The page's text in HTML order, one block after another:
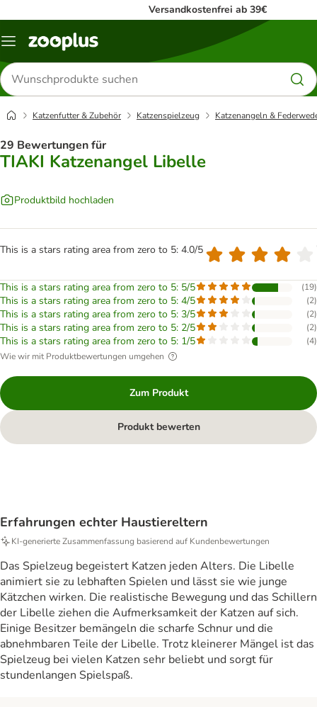
Versandkostenfrei ab 39€
Menü
Produkte
suchen
Katzenfutter & Zubehör Katzenspielzeug Katzenangeln &
29 Bewertungen für
TIAKI Katzenangel Libelle
Produktbild hochladen
This is a stars rating area from zero to 5: 4.0/5
This is a stars rating area from zero to 5: 5/5 (19)
This is a stars rating area from zero to 5: 4/5 (2)
This is a stars rating area from zero to 5: 3/5 (2)
This is a stars rating area from zero to 5: 2/5 (2)
This is a stars rating area from zero to 5: 1/5 (4)
Wie wir mit Produktbewertungen umgehen
Zum Produkt
Produkt bewerten
Erfahrungen echter Haustiereltern
KI‑generierte Zusammenfassung basierend auf Kundenbewertungen
Das Spielzeug begeistert Katzen jeden Alters. Die Libelle
animiert sie zu lebhaften Spielen und lässt sie wie junge
Kätzchen wirken. Die realistische Bewegung und das Schillern
der Libelle ziehen die Aufmerksamkeit der Katzen auf sich.
Einige Besitzer bemängeln die scharfe Schnur und die
abnehmbaren Teile der Libelle. Trotz kleinerer Mängel ist das
Spielzeug bei vielen Katzen sehr beliebt und sorgt für
stundenlangen Spielspaß.